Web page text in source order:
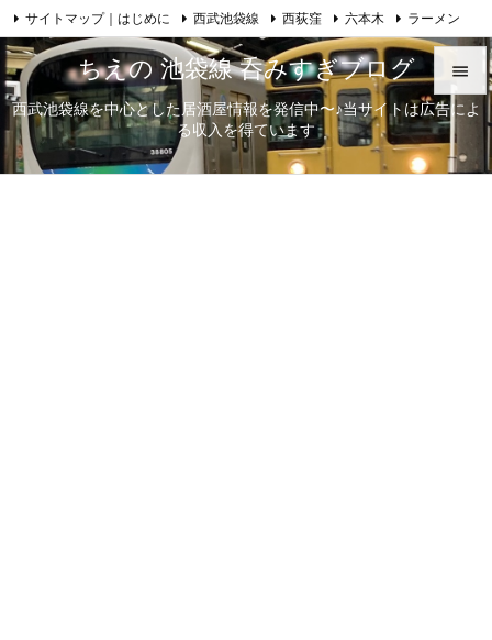
ちえの 池袋線 呑みすぎブログ
西武池袋線を中心とした居酒屋情報を発信中〜♪当サイトは広告によ
る収入を得ています


メニュ

サイトマップ｜はじめに 西武池袋線 西荻窪 六本木 ラーメン
日本酒 歌舞伎 自己紹介 RSS Feedly